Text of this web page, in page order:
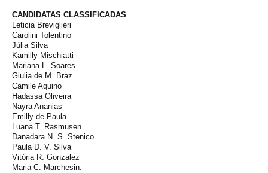
CANDIDATAS CLASSIFICADAS
Leticia Breviglieri
Carolini Tolentino
Júlia Silva
Kamilly Mischiatti
Mariana L. Soares
Giulia de M. Braz
Camile Aquino
Hadassa Oliveira
Nayra Ananias
Emilly de Paula
Luana T. Rasmusen
Danadara N. S. Stenico
Paula D. V. Silva
Vitória R. Gonzalez
Maria C. Marchesin.